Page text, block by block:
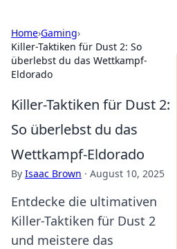
Home›Gaming›
Killer-Taktiken für Dust 2: So
überlebst du das Wettkampf-
Eldorado
Killer-Taktiken für Dust 2:
So überlebst du das
Wettkampf-Eldorado
By Isaac Brown · August 10, 2025
Entdecke die ultimativen
Killer-Taktiken für Dust 2
und meistere das